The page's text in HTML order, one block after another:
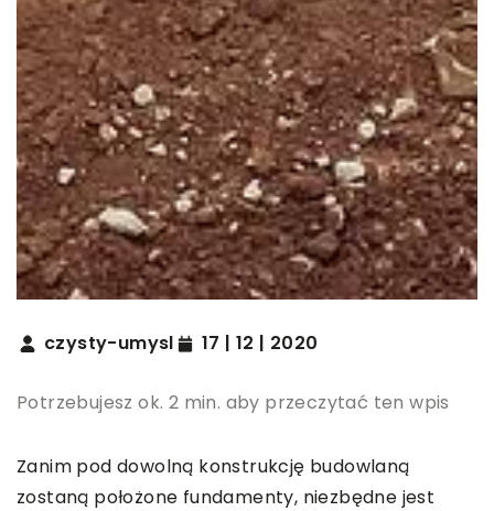
czysty-umysl 17 | 12 | 2020
Potrzebujesz ok. 2 min. aby przeczytać ten wpis
Zanim pod dowolną konstrukcję budowlaną
zostaną położone fundamenty, niezbędne jest